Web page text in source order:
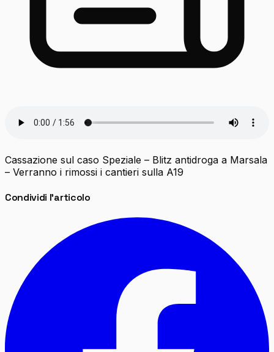
Cassazione sul caso Speziale – Blitz antidroga a Marsala
– Verranno i rimossi i cantieri sulla A19
Condividi l'articolo